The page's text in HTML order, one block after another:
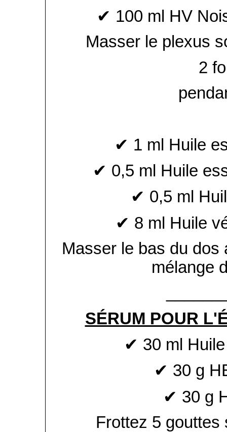
✔ 100 ml HV
Masser le plexus
2
✔ 1 ml Huile
✔ 0,5 ml Huile
✔ 0,5 ml
✔ 8 ml Huile
Masser le bas du dos
mélange
SÉRUM POUR
✔ 30 ml
✔ 30 g
✔ 30 g
Frottez 5 gouttes